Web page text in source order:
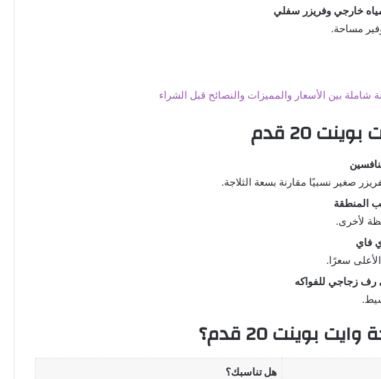
خارجي وفريزر سفلي
مساحة.
20 قدم
صغير نسبيًا مقارنة بسعة الثلاجة.
المنطقة
لأخرى.
فاي
سعرًا.
رف زجاجي للفواكه
بوينت 20 قدم؟
هل تناسبك؟